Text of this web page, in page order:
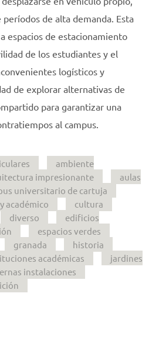
de alta demanda. Esta
espacios de estacionamiento
de los estudiantes y el
logísticos y
de explorar alternativas de
para garantizar una
al campus.
ambiente
impresionante
aulas
universitario de cartuja
académico
cultura
diverso
edificios
espacios verdes
granada
historia
académicas
jardines
instalaciones